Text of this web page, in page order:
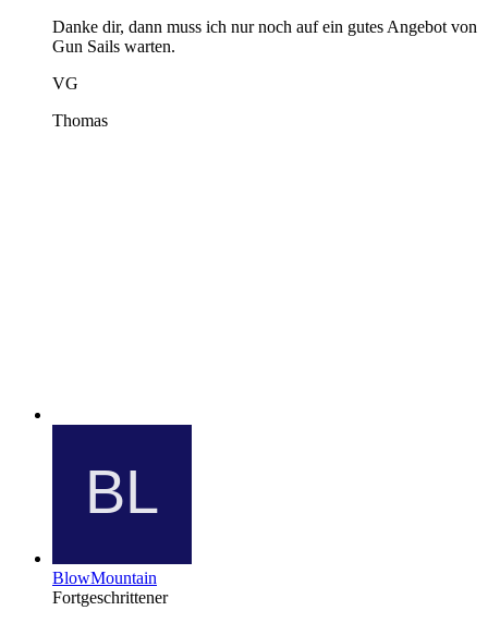
Danke dir, dann muss ich nur noch auf ein gutes Angebot von
Gun Sails warten.
VG
Thomas
BlowMountain
Fortgeschrittener